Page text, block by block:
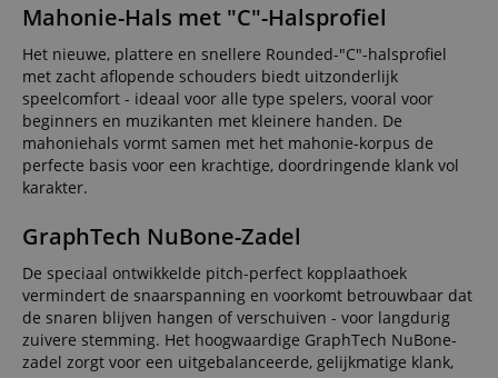
Mahonie-Hals met "C"-Halsprofiel
Het nieuwe, plattere en snellere Rounded-"C"-halsprofiel
met zacht aflopende schouders biedt uitzonderlijk
speelcomfort - ideaal voor alle type spelers, vooral voor
beginners en muzikanten met kleinere handen. De
mahoniehals vormt samen met het mahonie-korpus de
perfecte basis voor een krachtige, doordringende klank vol
karakter.
GraphTech NuBone-Zadel
De speciaal ontwikkelde pitch-perfect kopplaathoek
vermindert de snaarspanning en voorkomt betrouwbaar dat
de snaren blijven hangen of verschuiven - voor langdurig
zuivere stemming. Het hoogwaardige GraphTech NuBone-
zadel zorgt voor een uitgebalanceerde, gelijkmatige klank,